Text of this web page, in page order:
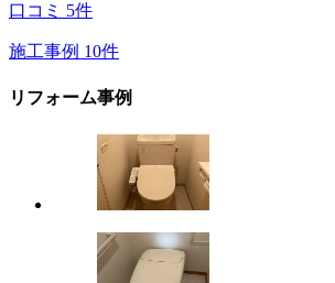
口コミ 5件
施工事例 10件
リフォーム事例